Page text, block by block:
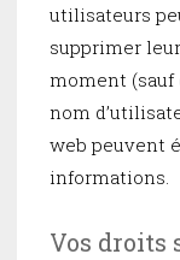
utilisateurs
supprimer
moment (sauf
nom
web peuvent
informations.
Vos droits